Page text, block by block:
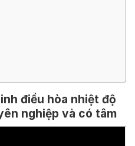
điều hòa nhiệt độ
nghiệp và có tâm